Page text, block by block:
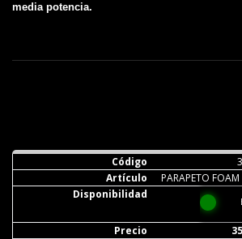
media potencia.
PARAPETO